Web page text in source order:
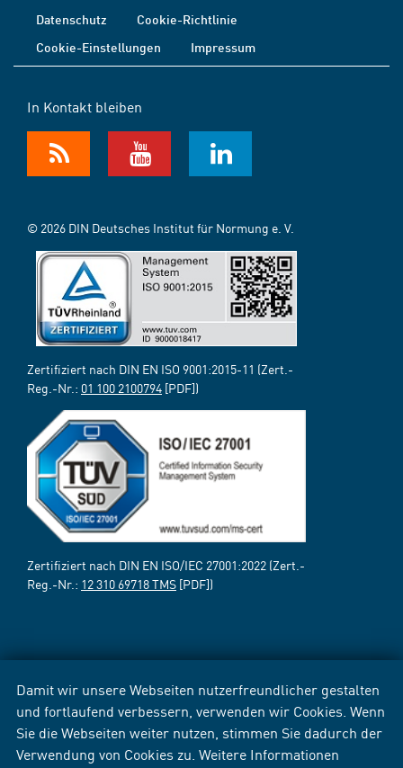
Damit wir unsere Webseiten nutzerfreundlicher gestalten
und fortlaufend verbessern, verwenden wir Cookies. Wenn
Sie die Webseiten weiter nutzen, stimmen Sie dadurch der
Verwendung von Cookies zu. Weitere Informationen
Datenschutz
Cookie-Richtlinie
Cookie-Einstellungen
Impressum
In Kontakt bleiben
© 2026 DIN Deutsches Institut für Normung e. V.
Zertifiziert nach DIN EN ISO 9001:2015-11 (Zert.-
Reg.-Nr.: 01 100 2100794 [PDF])
Zertifiziert nach DIN EN ISO/IEC 27001:2022 (Zert.-
Reg.-Nr.: 12 310 69718 TMS [PDF])